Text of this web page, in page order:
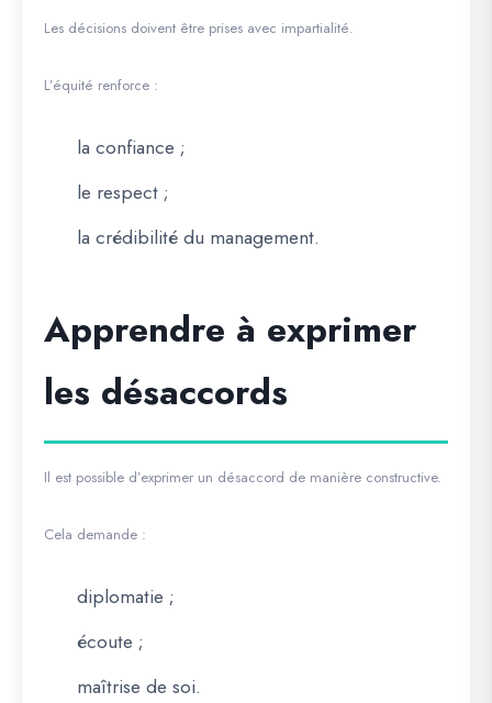
Les décisions doivent être prises avec impartialité.
L’équité renforce :
la confiance ;
le respect ;
la crédibilité du management.
Apprendre à exprimer
les désaccords
Il est possible d’exprimer un désaccord de manière constructive.
Cela demande :
diplomatie ;
écoute ;
maîtrise de soi.